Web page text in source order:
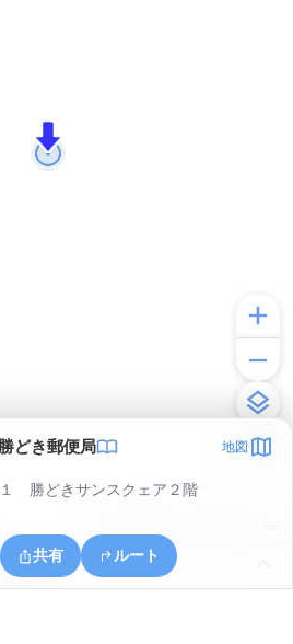
どき郵便局 地図
勝どきサンスクェア２階
共有 ルート
丁目